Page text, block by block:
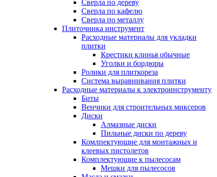
Сверла по дереву
Сверла по кафелю
Сверла по металлу
Плиточника инструмент
Расходные материалы для укладки
плитки
Крестики клинья обычные
Уголки и бордюры
Ролики для плиткореза
Система выравнивания плитки
Расходные материалы к электроинструменту
Биты
Венчики для строительных миксеров
Диски
Алмазные диски
Пильные диски по дереву
Комлпектующие для монтажных и
клеевых пистолетов
Комплектующие к пылесосам
Мешки для пылесосов